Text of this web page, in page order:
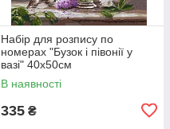
Набір для розпису по
номерах "Бузок і півонії у
вазі" 40х50см
В наявності
335 ₴